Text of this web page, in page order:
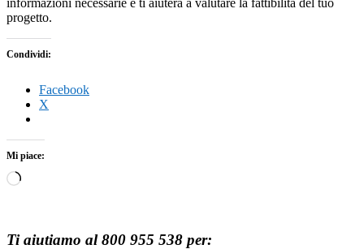
informazioni necessarie e ti aiuterà a valutare la fattibilità del tuo
progetto.
Condividi:
Facebook
X
Mi piace:
Caricamento
Ti aiutiamo al 800 955 538 per: